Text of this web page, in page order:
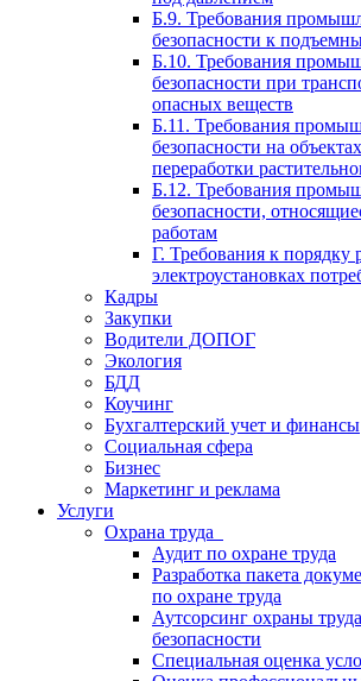
Б.9. Требования
безопасности к
Б.10. Требования
безопасности при
опасных веществ
Б.11. Требования
безопасности на
переработки
Б.12. Требования
безопасности,
работам
Г. Требования к порядку
электроустановках
Кадры
Закупки
Водители ДОПОГ
Экология
БДД
Коучинг
Бухгалтерский учет и финансы
Социальная сфера
Бизнес
Маркетинг и реклама
Услуги
Охрана труда
Аудит по охране труда
Разработка пакета
по охране труда
Аутсорсинг охраны
безопасности
Специальная оценка